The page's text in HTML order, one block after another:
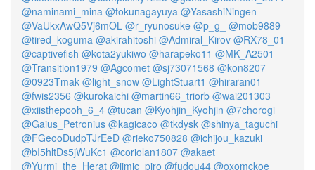
@naminami_mina @tokunagayuya @YasashiNingen
@VaUkxAwQ5Vj6mOL @r_ryunosuke @p_g_
@mob9889
@tired_koguma @akirahitoshi @Admiral_Kirov @RX78_01
@captivefish @kota2yukiwo @harapeko11 @MK_A2501
@Transition1979 @Agcomet @sj73071568 @kon8207
@0923Tmak @light_snow @LightStuart1 @hiraran01
@fwis2356 @kurokaichi @martin66_triorb @wai201303
@xiisthepooh_6_4 @tucan @Kyohjin_Kyohjin @7chorogi
@Gaius_Petronius @kagicaco @tkdysk @shinya_taguchi
@FGeooDudpTJrEeD @rieko750828 @ichijou_kazuki
@bI5hltDs5jWuKc1 @coriolan1807 @akaet
@Yurmi_the_Herat @jjmic_piro @fudou44 @oxomckoe